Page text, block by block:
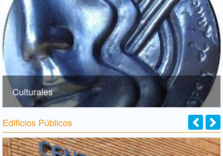
Culturales
Edificios Públicos